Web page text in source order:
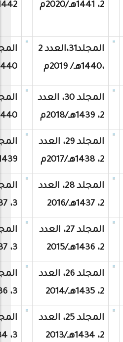
2، 1441هـ/2020م
1442هـ،
المجلد31،العدد 2
،1440هـ/ 2019م
1440هـ /
المجلد 30، العدد
2، 1439هـ/2018م
1440هـ/
المجلد 29، العدد
2، 1438هـ/2017م
1439هـ/
المجلد 28، العدد
2، 1437هـ/2016
3، 1437هـ/2016
المجلد 27، العدد
2، 1436هـ/2015
3، 1437هـ/2015
المجلد 26، العدد
2، 1435هـ/2014
3، 1436هـ/2014
المجلد 25، العدد
2، 1434هـ/2013
3، 1434هـ/2013